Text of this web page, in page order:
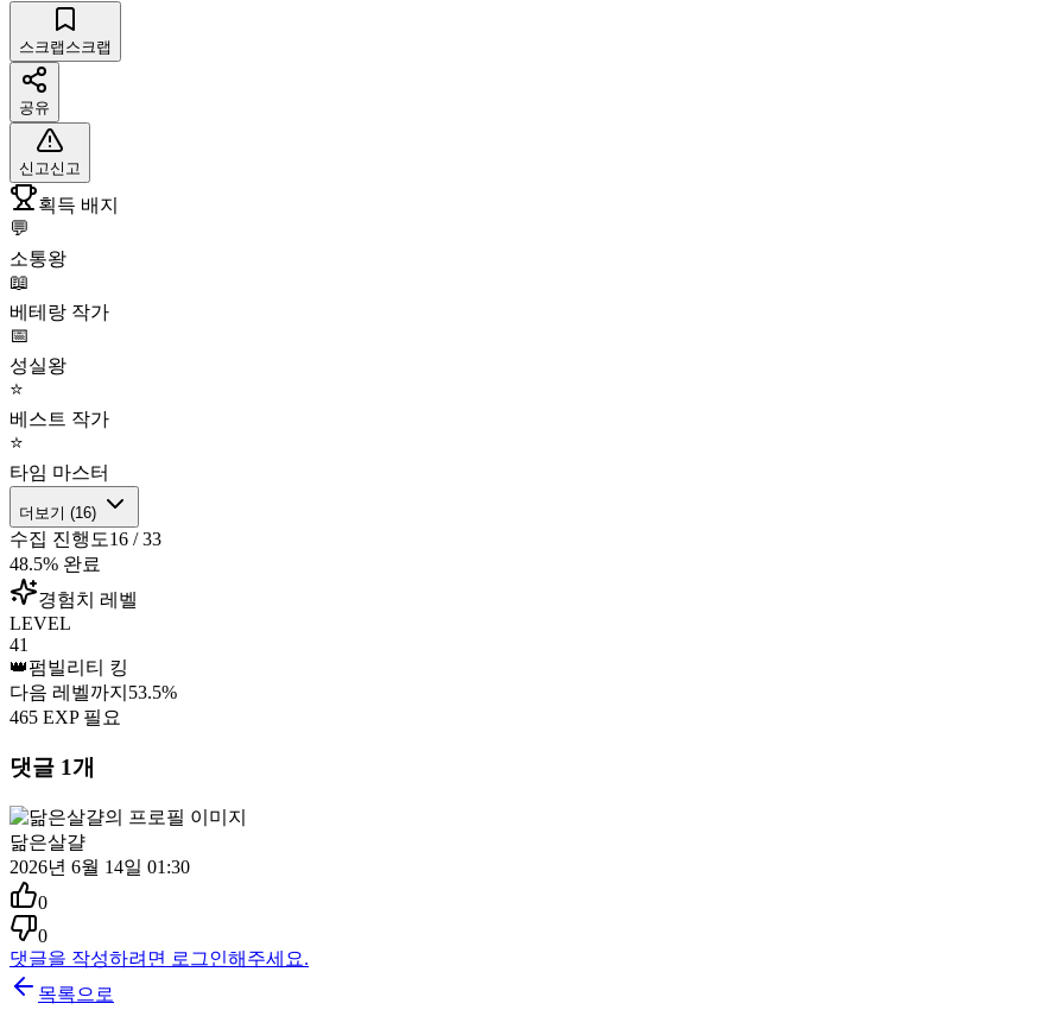
스크랩 스크랩
공유
신고신고
획득 배지
💬
소통왕
📖
베테랑 작가
📅
성실왕
⭐
베스트 작가
⭐
타임 마스터
더보기 (16)
수집 진행도16 /33
48.5% 완료
경험치 레벨
LEVEL
41
👑펌빌리티 킹
다음 레벨까지 53.5%
465 EXP 필요
댓글 1개
닮은살걀
2026년 6월 14일 01:30
0
0
댓글을 작성하려면 로그인해주세요.
목록으로